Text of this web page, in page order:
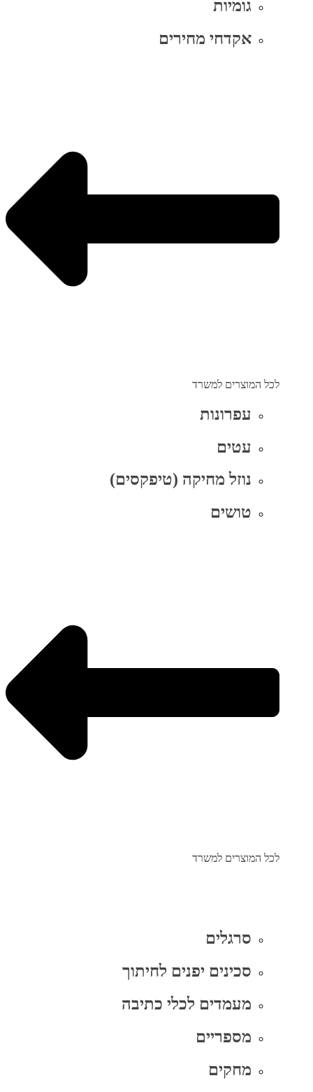
גומיות
אקדחי מחירים
לכל המוצרים למשרד
עפרונות
עטים
נוזל מחיקה (טיפקסים)
טושים
לכל המוצרים למשרד
סרגלים
סכינים יפנים לחיתוך
מעמדים לכלי כתיבה
מספריים
מחקים